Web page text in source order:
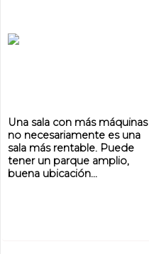
Una sala con más máquinas
no necesariamente es una
sala más rentable. Puede
tener un parque amplio,
buena ubicación...